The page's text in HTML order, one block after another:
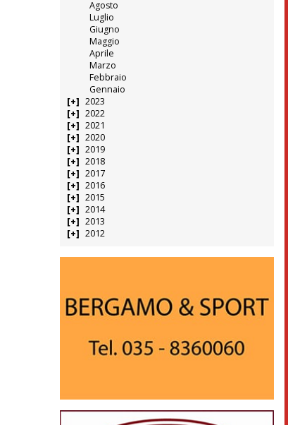
Agosto
Luglio
Giugno
Maggio
Aprile
Marzo
Febbraio
Gennaio
2023
2022
2021
2020
2019
2018
2017
2016
2015
2014
2013
2012